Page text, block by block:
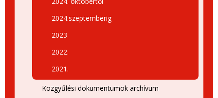
2024.szeptemberig
2023
2022.
2021.
Közgyűlési dokumentumok archívum